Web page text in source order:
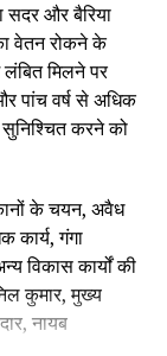
सदर और बैरिया
वेतन रोकने के
लंबित मिलने पर
पांच वर्ष से अधिक
सुनिश्चित करने को
के चयन, अवैध
कार्य, गंगा
विकास कार्यों की
कुमार, मुख्य
नायब